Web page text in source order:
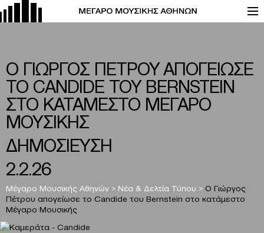
Ο ΓΙΩΡΓΟΣ ΠΕΤΡΟΥ ΑΠΟΓΕΙΩΣΕ
ΤΟ CANDIDE ΤΟΥ BERNSTEIN
ΣΤΟ ΚΑΤΑΜΕΣΤΟ ΜΕΓΑΡΟ
ΜΟΥΣΙΚΗΣ
ΔΗΜΟΣΙΕΥΣΗ
2.2.26
Μέγαρο Μουσικής Αθηνών > Νέα & Δελτία Τύπου > Ο Γιώργος
Πέτρου απογείωσε το Candide του Bernstein στο κατάμεστο
Μέγαρο Μουσικής